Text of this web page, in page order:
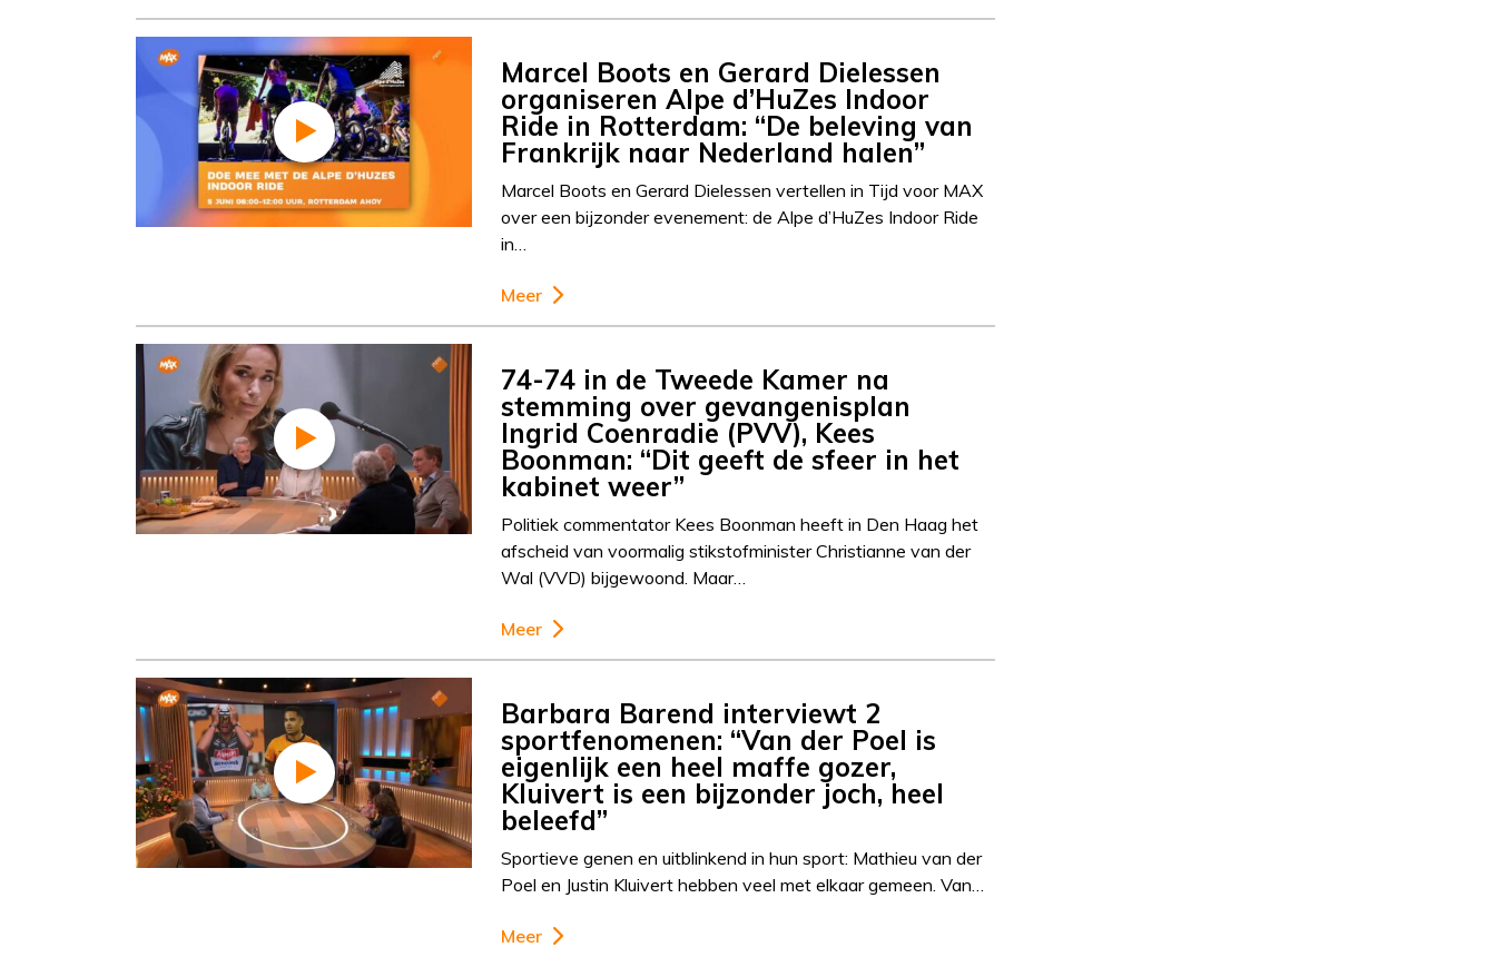
Marcel Boots en Gerard Dielessen
organiseren Alpe d’HuZes Indoor
Ride in Rotterdam: “De beleving van
Frankrijk naar Nederland halen”
Marcel Boots en Gerard Dielessen vertellen in Tijd voor MAX
over een bijzonder evenement: de Alpe d’HuZes Indoor Ride
in…
Meer
74-74 in de Tweede Kamer na
stemming over gevangenisplan
Ingrid Coenradie (PVV), Kees
Boonman: “Dit geeft de sfeer in het
kabinet weer”
Politiek commentator Kees Boonman heeft in Den Haag het
afscheid van voormalig stikstofminister Christianne van der
Wal (VVD) bijgewoond. Maar…
Meer
Barbara Barend interviewt 2
sportfenomenen: “Van der Poel is
eigenlijk een heel maffe gozer,
Kluivert is een bijzonder joch, heel
beleefd”
Sportieve genen en uitblinkend in hun sport: Mathieu van der
Poel en Justin Kluivert hebben veel met elkaar gemeen. Van…
Meer